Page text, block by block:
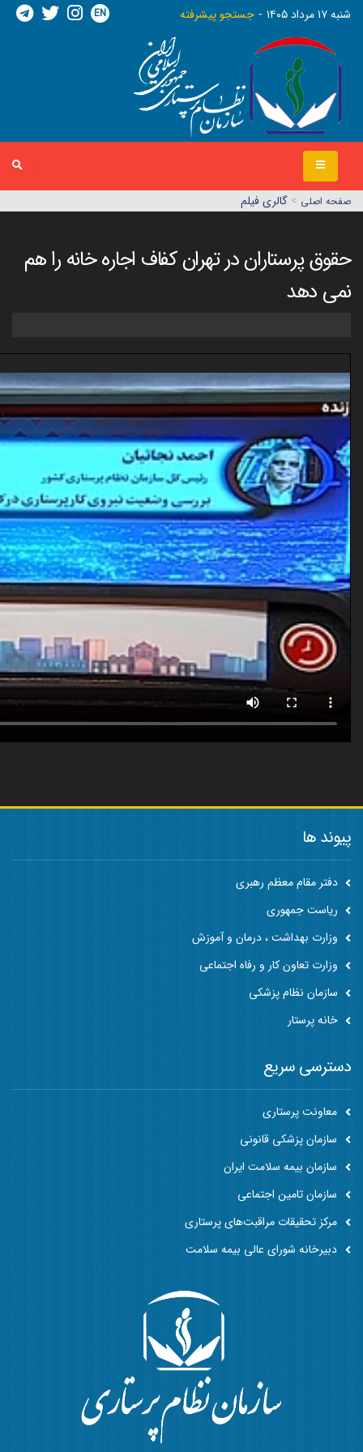
شنبه ١٧ مرداد ١٤٠٥ جستجو پیشرفته EN
صفحه اصلي > گالری فیلم
حقوق پرستاران در تهران کفاف اجاره خانه را هم
نمی دهد
پیوند ها
دفتر مقام معظم رهبری
ریاست جمهوری
وزارت بهداشت ، درمان و آموزش
وزارت تعاون کار و رفاه اجتماعی
سازمان نظام پزشکی
خانه پرستار
دسترسی سریع
معاونت پرستاری
سازمان پزشکی قانونی
سازمان بیمه سلامت ایران
سازمان تامین اجتماعی
مرکز تحقیقات مراقبت‌های پرستاری
دبیرخانه شورای عالی بیمه سلامت